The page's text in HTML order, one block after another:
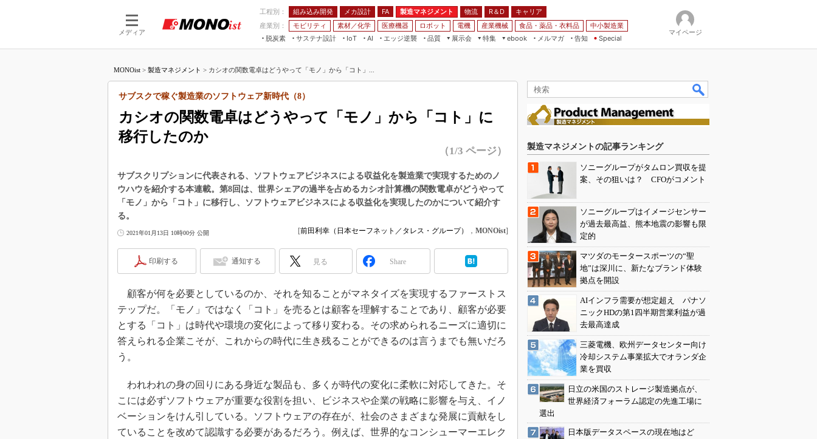
メディア
工程別： 組み込み開発 メカ設計 FA 製造マネジメント 物流 R＆D
キャリア
産業別：
モビリティ 素材／化学 医療機器 ロボット 電機 産業機械 食品・薬品・衣料品
中小製造業
脱炭素
サステナ設計
IoT
つながる工場
つながるサービス
AI
AI×設備保全
Physical AI
エッジ逆襲 品質
展示会
JIMTOF
IIFES
TECHNO-FRONTIER
人テク展
スマート工場EXPO
EdgeTech+
日本ものづくりワールド
AUTOMOTIVE WORLD
特集
つながるクルマ
フィールドサービス
組み込みモデリング
Windows Embedded
無償設計ツール
3Dプリンタ
デジタルツインとCAE
S＆OP
インダストリー4.0
メイドインジャパン
植物工場
知財マネジメント
ebook
モビリティ
メルマガ
告知 Special
マイページ
MONOist > 製造マネジメント > カシオの関数電卓はどうやって「モノ」から「コト」...
カシオの関数電卓はどうやって「モノ」から「コト」に
移行したのか
サブスクで稼ぐ製造業のソフトウェア新時代（8）
（1/3 ページ）
サブスクリプションに代表される、ソフトウェアビジネスによる収益化を製造業で実現するためのノ
ウハウを紹介する本連載。第8回は、世界シェアの過半を占めるカシオ計算機の関数電卓がどうやって
「モノ」から「コト」に移行し、ソフトウェアビジネスによる収益化を実現したのかについて紹介す
る。
2021年01月13日 10時00分 公開 [前田利幸（日本セーフネット／タレス・グループ） ， MONOist]
印刷する 通知する 見る Share
顧客が何を必要としているのか、それを知ることがマネタイズを実現するファーストス
テップだ。「モノ」ではなく「コト」を売るとは顧客を理解することであり、顧客が必要
とする「コト」は時代や環境の変化によって移り変わる。その求められるニーズに適切に
答えられる企業こそが、これからの時代に生き残ることができるのは言うまでも無いだろ
う。
われわれの身の回りにある身近な製品も、多くが時代の変化に柔軟に対応してきた。そ
こには必ずソフトウェアが重要な役割を担い、ビジネスや企業の戦略に影響を与え、イノ
ベーションをけん引している。ソフトウェアの存在が、社会のさまざまな発展に貢献をし
ていることを改めて認識する必要があるだろう。例えば、世界的なコンシューマーエレク
製造マネジメントの記事ランキング
ソニーグループがタムロン買収を提
案、その狙いは？ CFOがコメント
ソニーグループはイメージセンサー
が過去最高益、熊本地震の影響も限
定的
マツダのモータースポーツの“聖
地”は深川に、新たなブランド体験
拠点を開設
AIインフラ需要が想定超え パナソ
ニックHDの第1四半期営業利益が過
去最高達成
三菱電機、欧州データセンター向け
冷却システム事業拡大でオランダ企
業を買収
日立の米国のストレージ製造拠点が、
世界経済フォーラム認定の先進工場に
選出
日本版データスペースの現在地はど